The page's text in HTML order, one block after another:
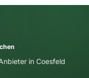
in Coesfeld